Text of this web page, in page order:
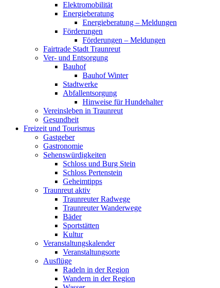
Elektromobilität
Energieberatung
Energieberatung – Meldungen
Förderungen
Förderungen – Meldungen
Fairtrade Stadt Traunreut
Ver- und Entsorgung
Bauhof
Bauhof Winter
Stadtwerke
Abfallentsorgung
Hinweise für Hundehalter
Vereinsleben in Traunreut
Gesundheit
Freizeit und Tourismus
Gastgeber
Gastronomie
Sehenswürdigkeiten
Schloss und Burg Stein
Schloss Pertenstein
Geheimtipps
Traunreut aktiv
Traunreuter Radwege
Traunreuter Wanderwege
Bäder
Sportstätten
Kultur
Veranstaltungskalender
Veranstaltungsorte
Ausflüge
Radeln in der Region
Wandern in der Region